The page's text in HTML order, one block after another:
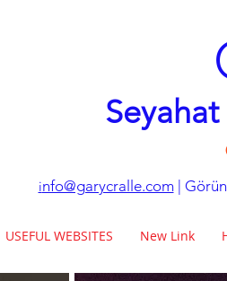
info@garycralle.com|
USEFUL WEBSITES New Link